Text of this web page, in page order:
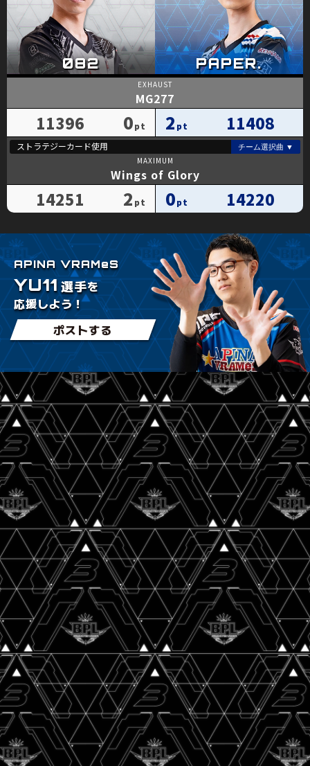
MG277
11396 0 11408
2
Wings of Glory
14251 2 14220
0
APINA VRAMeS
YU11 選手を
応援しよう！